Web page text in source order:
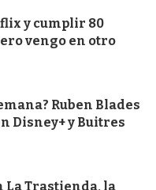
y cumplir 80
vengo en otro
Ruben Blades
Disney+ y Buitres
La Trastienda, la